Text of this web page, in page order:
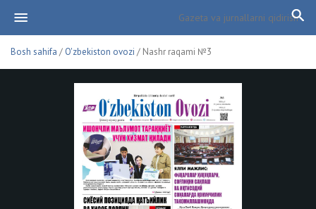
Bosh sahifa / O'zbekiston ovozi / Nashr raqami №3